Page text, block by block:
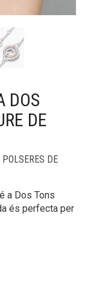
DOS
DE
POLSERES DE
a Dos Tons
és perfecta per